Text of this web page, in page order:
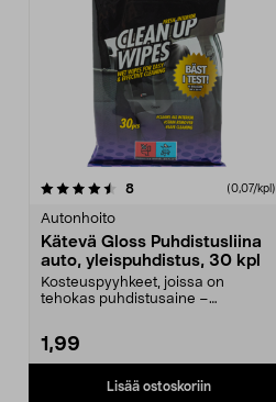
8arvostelut (0,07/kpl)
Autonhoito
Kätevä Gloss Puhdistusliina
auto, yleispuhdistus, 30 kpl
Kosteuspyyhkeet, joissa on
tehokas puhdistusaine –
1,99
Lisää ostoskoriin
4.5 viidestä